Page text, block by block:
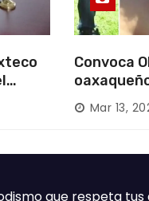
Convoca
Mixteca
Mar 13,
que respeta